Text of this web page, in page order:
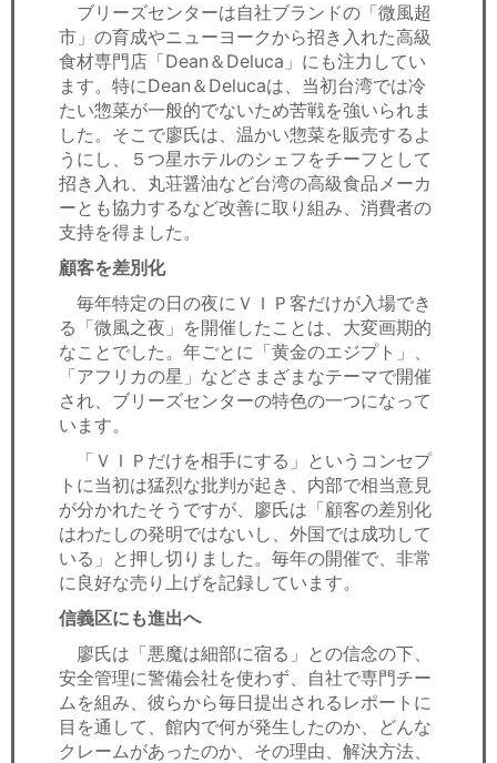
ブリーズセンターは自社ブランドの「微風超
市」の育成やニューヨークから招き入れた高級
食材専門店「Dean＆Deluca」にも注力してい
ます。特にDean＆Delucaは、当初台湾では冷
たい惣菜が一般的でないため苦戦を強いられま
した。そこで廖氏は、温かい惣菜を販売するよ
うにし、５つ星ホテルのシェフをチーフとして
招き入れ、丸荘醤油など台湾の高級食品メーカ
ーとも協力するなど改善に取り組み、消費者の
支持を得ました。
顧客を差別化
毎年特定の日の夜にＶＩＰ客だけが入場でき
る「微風之夜」を開催したことは、大変画期的
なことでした。年ごとに「黄金のエジプト」、
「アフリカの星」などさまざまなテーマで開催
され、ブリーズセンターの特色の一つになって
います。
「ＶＩＰだけを相手にする」というコンセプ
トに当初は猛烈な批判が起き、内部で相当意見
が分かれたそうですが、廖氏は「顧客の差別化
はわたしの発明ではないし、外国では成功して
いる」と押し切りました。毎年の開催で、非常
に良好な売り上げを記録しています。
信義区にも進出へ
廖氏は「悪魔は細部に宿る」との信念の下、
安全管理に警備会社を使わず、自社で専門チー
ムを組み、彼らから毎日提出されるレポートに
目を通して、館内で何が発生したのか、どんな
クレームがあったのか、その理由、解決方法、